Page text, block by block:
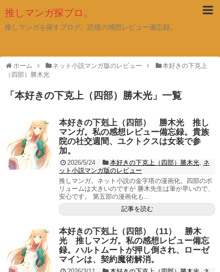
推しマンガ探ブロ。
推しマンガを探すブログ。読後の感想レビュー備忘録。
ホーム ネット小説マンガ版のレビュー
本好きの下克上
（四部）勝木光
「 本好きの下克上（四部）勝木光 」 一覧
本好きの下剋上（四部） 勝木光 推し
マンガ。私の感想レビュー備忘録。貴族
院の社交週間、ユクトクスは女装で参
加。
2026/5/24 本好きの下克上（四部）勝木光, ネ
ット小説マンガ版のレビュー
推しマンガ。ネット小説の金字塔の漫画化。四部のボ
リュームは大きいのですが 勝木先生は筆が早いので、
安心です。 第五部の漫画化も...
記事を読む
本好きの下剋上（四部）（11） 勝木
光 推しマンガ。私の感想レビュー備忘
録。ハルトムートが押し倒され、ローゼ
マインは、契約魔術解消。